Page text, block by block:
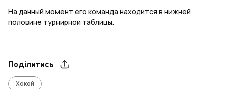
На данный момент его команда находится в нижней
половине турнирной таблицы.
Поділитись
Хокей